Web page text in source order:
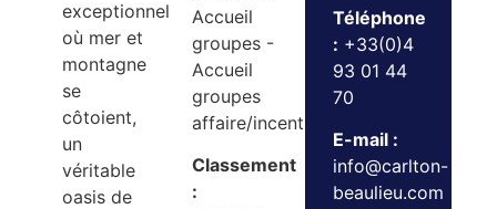
exceptionnel
où mer et
montagne
se
côtoient,
un
véritable
oasis de
Accueil
groupes -
Accueil
groupes
affaire/incentive
Classement
:
Téléphone
: +33(0)4
93 01 44
70
E-mail :
info@carlton-
beaulieu.com